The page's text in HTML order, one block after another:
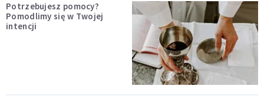
Potrzebujesz pomocy?
Pomodlimy się w Twojej
intencji